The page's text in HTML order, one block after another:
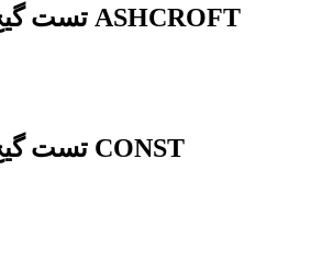
تست گیج فشار دیجیتال ASHCROFT
تست گیج فشار دیجیتال CONST